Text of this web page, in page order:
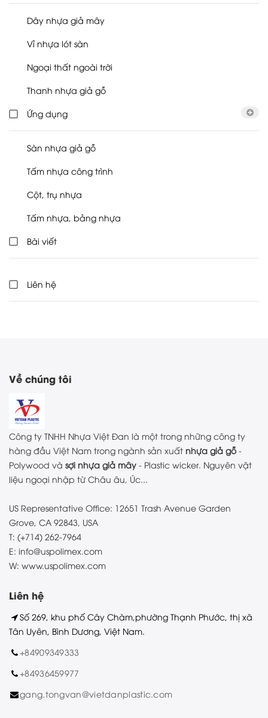
Dây nhựa giả mây
Vỉ nhựa lót sàn
Ngoại thất ngoài trời
Thanh nhựa giả gỗ
Ứng dụng
Sàn nhựa giả gỗ
Tấm nhựa công trình
Cột, trụ nhựa
Tấm nhựa, bảng nhựa
Bài viết
Liên hệ
Về chúng tôi
Công ty TNHH Nhựa Việt Đan là một trong những công ty
hàng đầu Việt Nam trong ngành sản xuất nhựa giả gỗ-
Polywood và sợi nhựa giả mây - Plastic wicker. Nguyên vật
liệu ngoại nhập từ Châu âu, Úc...
US Representative Office: 12651 Trash Avenue Garden
Grove, CA 92843, USA
T: (+714) 262-7964
E: info@uspolimex.com
W: www.uspolimex.com
Liên hệ
Số 269, khu phố Cây Chàm,phường Thạnh Phước, thị xã
Tân Uyên, Bình Dương, Việt Nam.
+84909349333
+84936459977
gang.tongvan@vietdanplastic.com